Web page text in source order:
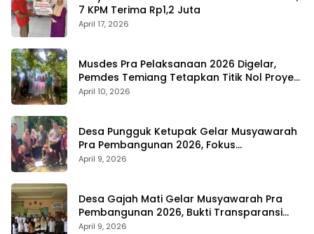
7 KPM Terima Rp1,2 Juta
April 17, 2026
Musdes Pra Pelaksanaan 2026 Digelar,
Pemdes Temiang Tetapkan Titik Nol Proyek
Infrastruktur
April 10, 2026
Desa Pungguk Ketupak Gelar Musyawarah
Pra Pembangunan 2026, Fokus
Infrastruktur dan Transparansi
April 9, 2026
Desa Gajah Mati Gelar Musyawarah Pra
Pembangunan 2026, Bukti Transparansi
Anggaran
April 9, 2026